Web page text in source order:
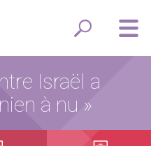
Israël a
à nu »